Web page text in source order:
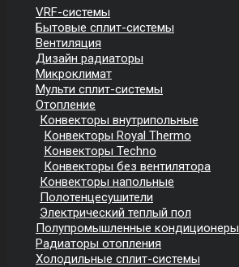
VRF-системы
Бытовые сплит-системы
Вентиляция
Дизайн радиаторы
Микроклимат
Мульти сплит-системы
Отопление
Конвекторы внутрипольные
Конвекторы Royal Thermo
Конвекторы Techno
Конвекторы без вентилятора
Конвекторы напольные
Полотенцесушители
Электрический теплый пол
Полупромышленные кондиционеры
Радиаторы отопления
Холодильные сплит-системы